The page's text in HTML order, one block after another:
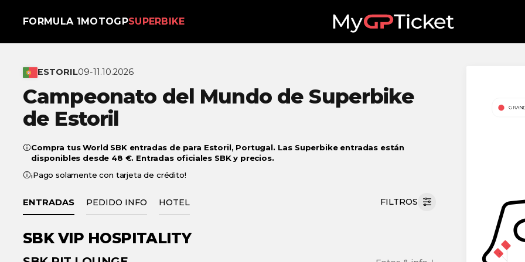
FORMULA 1 MOTOGPSUPERBIKE
ESTORIL09-11.10.2026
Campeonato del Mundo de Superbike
de Estoril
Compra tus World SBK entradas de para Estoril, Portugal. Las Superbike entradas están
disponibles desde 48 €. Entradas oficiales SBK y precios.
¡Pago solamente con tarjeta de crédito!
ENTRADAS PEDIDO INFO HOTEL FILTROS
€ 30
SBKVIP HOSPITALITY